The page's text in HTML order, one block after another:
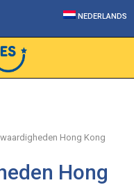
NEDERLANDS
Hong Kong
Hong